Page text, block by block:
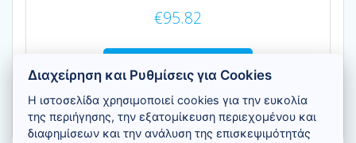
€95.82
Διαχείρηση και Ρυθμίσεις για Cookies
Η ιστοσελίδα χρησιμοποιεί cookies για την ευκολία
της περιήγησης, την εξατομίκευση περιεχομένου και
διαφημίσεων και την ανάλυση της επισκεψιμότητάς